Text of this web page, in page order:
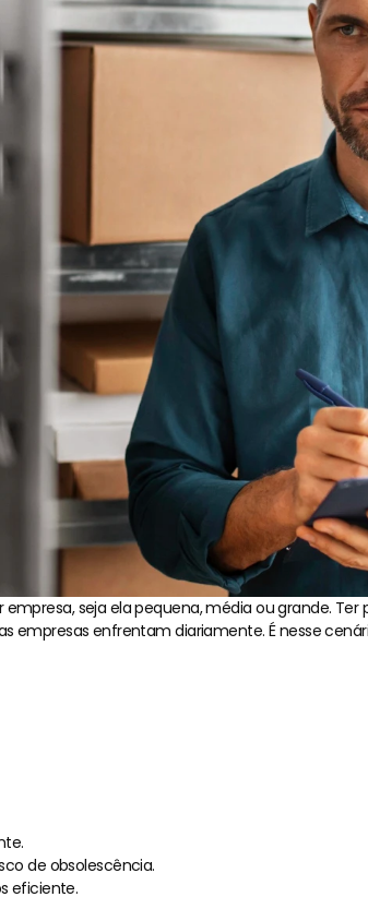
seja ela pequena, média ou grande.
empresas enfrentam diariamente. É nesse
de obsolescência.
eficiente.